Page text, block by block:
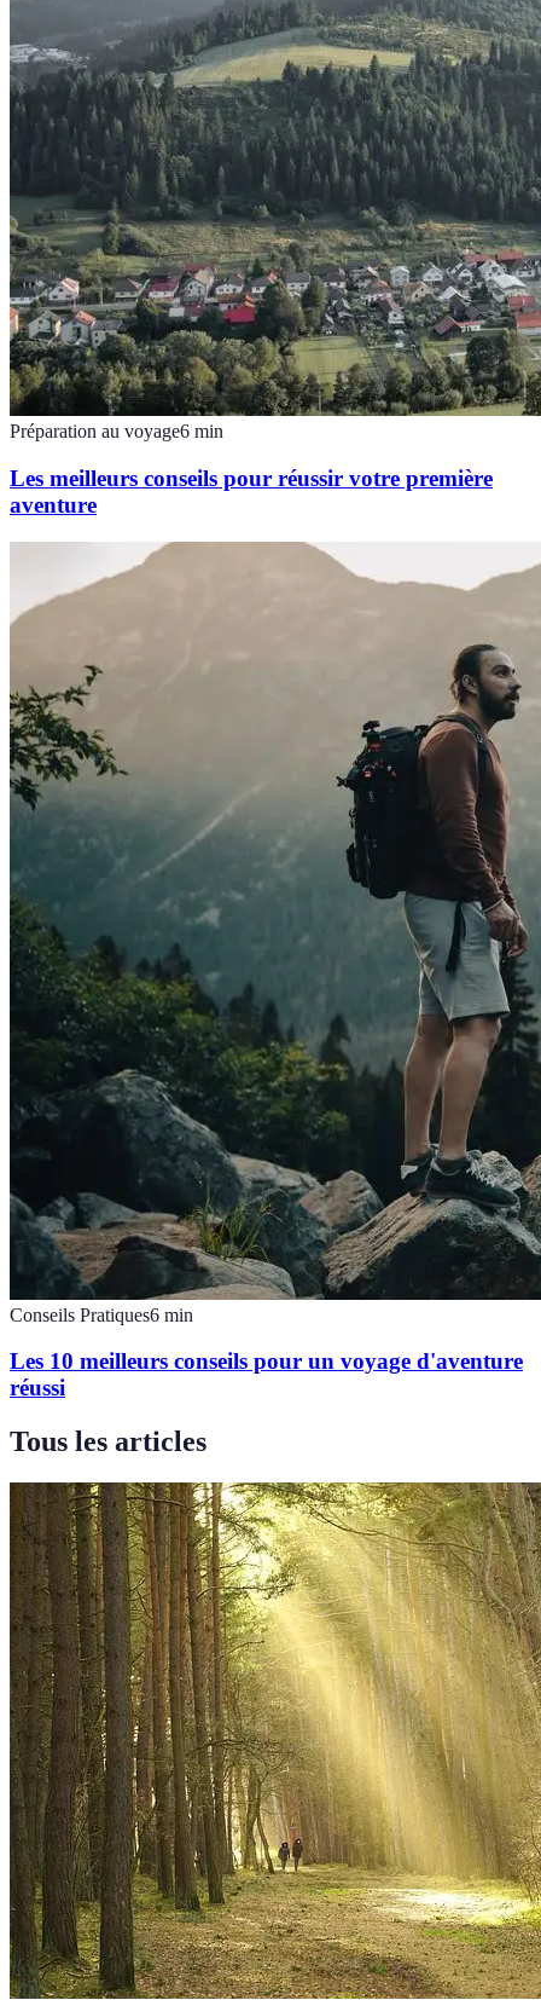
Préparation au voyage6 min
Les meilleurs conseils pour réussir votre première
aventure
Conseils Pratiques6 min
Les 10 meilleurs conseils pour un voyage d'aventure
réussi
Tous les articles